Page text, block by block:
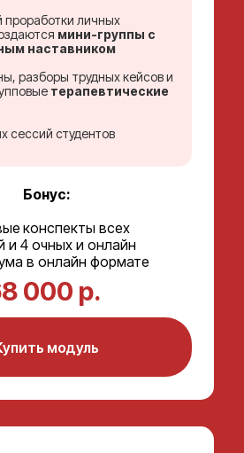
модуль
проработки личных
мини-группы с
наставником
разборы трудных кейсов и
терапевтические
сессий студентов
000 р.
Бонус:
конспекты всех
и 4 очных и онлайн
в онлайн формате